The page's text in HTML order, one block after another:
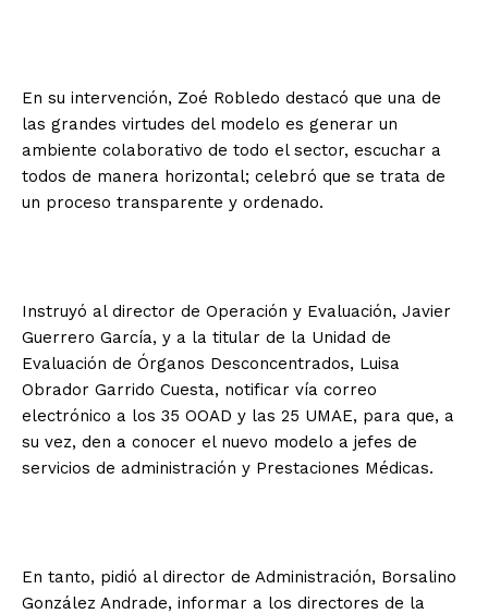
En su intervención, Zoé Robledo destacó que una de
las grandes virtudes del modelo es generar un
ambiente colaborativo de todo el sector, escuchar a
todos de manera horizontal; celebró que se trata de
un proceso transparente y ordenado.
Instruyó al director de Operación y Evaluación, Javier
Guerrero García, y a la titular de la Unidad de
Evaluación de Órganos Desconcentrados, Luisa
Obrador Garrido Cuesta, notificar vía correo
electrónico a los 35 OOAD y las 25 UMAE, para que, a
su vez, den a conocer el nuevo modelo a jefes de
servicios de administración y Prestaciones Médicas.
En tanto, pidió al director de Administración, Borsalino
González Andrade, informar a los directores de la